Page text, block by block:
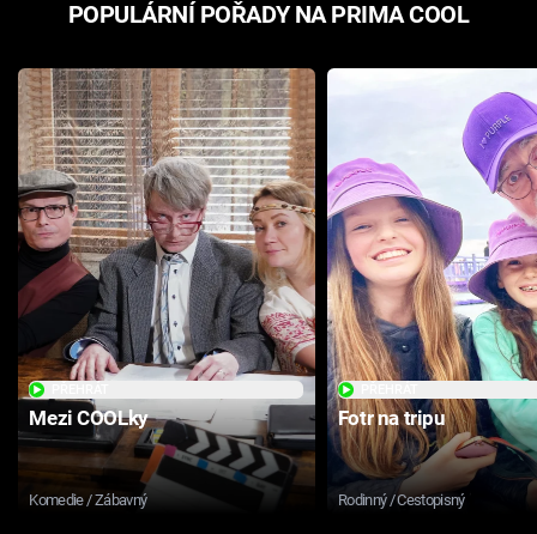
POPULÁRNÍ POŘADY NA PRIMA COOL
Mezi COOLky
Komedie / Zábavný
Fotr na tripu
Rodinný / Cestopisný